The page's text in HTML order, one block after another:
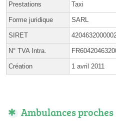
Prestations Taxi
Forme juridique SARL
SIRET
N° TVA Intra.
Création 1 avril 2011
Ambulances proches